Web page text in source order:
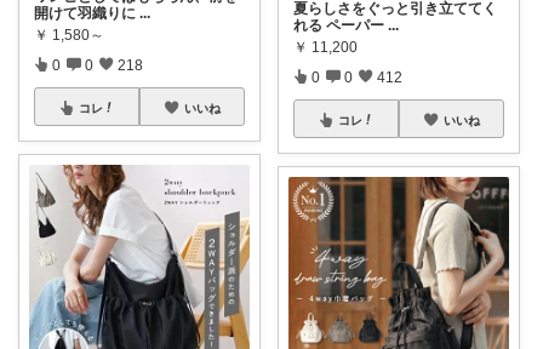
開けて羽織りに ...
￥ 1,580～
0 0 218
コレ いいね
夏らしさをぐっと引き立ててく
れる ペーパー ...
￥ 11,200
0 0 412
コレ いいね